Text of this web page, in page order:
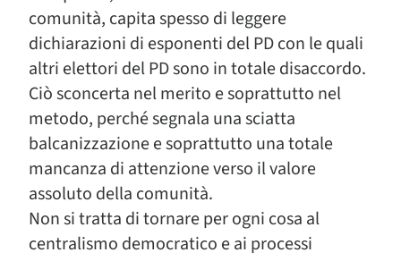
comunità, capita spesso di leggere
dichiarazioni di esponenti del PD con le quali
altri elettori del PD sono in totale disaccordo.
Ciò sconcerta nel merito e soprattutto nel
metodo, perché segnala una sciatta
balcanizzazione e soprattutto una totale
mancanza di attenzione verso il valore
assoluto della comunità.
Non si tratta di tornare per ogni cosa al
centralismo democratico e ai processi